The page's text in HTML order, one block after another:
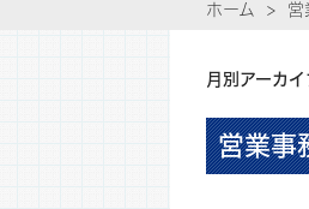
ホーム
月別アーカ
営業